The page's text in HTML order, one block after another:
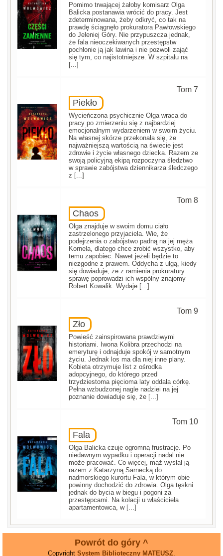
Pomimo trwającej żałoby komisarz Olga
Balicka postanawia wrócić do pracy. Jest
zdeterminowana, żeby odkryć, co tak na
prawdę ściągnęło prokuratora Pawłowskiego
do Jeleniej Góry. Nie przypuszcza jednak,
że fala nieoczekiwanych przestępstw
pochłonie ją jak lawina i nie pozwoli zająć
się tym, co najistotniejsze. W szpitalu na
[...]
Tom 7
Piekło
Wycieńczona psychicznie Olga wraca do
pracy po zmierzeniu się z najbardziej
emocjonalnym wydarzeniem w swoim życiu.
Na własnej skórze przekonała się, że
najważniejszą wartością na świecie jest
zdrowie i życie własnego dziecka. Razem ze
swoją policyjną ekipą rozpoczyna śledztwo
w sprawie zabójstwa dziennikarza śledczego
z [...]
Tom 8
Chaos
Olga znajduje w swoim domu ciało
zastrzelonego przyjaciela. Wie, że
podejrzenia o zabójstwo padną na jej męża
Kornela, dlatego chce zrobić wszystko, aby
temu zapobiec. Nawet jeżeli będzie to
niezgodne z prawem. Oddycha z ulgą, kiedy
się dowiaduje, że z ramienia prokuratury
sprawę poprowadzi ich wspólny znajomy
Robert Kowalik. Wydaje [...]
Tom 9
Zło
Powieść zainspirowana prawdziwymi
historiami. Iwona Kolibra przechodzi na
emeryturę i odnajduje spokój w samotnym
życiu. Jednak los ma dla niej inne plany.
Kobieta otrzymuje list z ośrodka
adopcyjnego, do którego przed
trzydziestoma pięcioma laty oddała córkę.
Pełna wzbudzonej nagle nadziei na jej
poznanie dowiaduje się, że [...]
Tom 10
Fala
Olga Balicka czuje ogromną frustrację. Po
niedawnym wypadku i operacji nadal nie
może pracować. Co więcej, mąż wysłał ją
razem z Katarzyną Sarnecką do
nadmorskiego kurortu Fala, w którym obie
powinny dochodzić do zdrowia. Olga tęskni
jednak do bycia w biegu i pogoni za
przestępcami. Na kolacji u właściciela
apartamentowca, w [...]
Powrót do góry ^
Copyright System Biblioteczny MATEUSZ.